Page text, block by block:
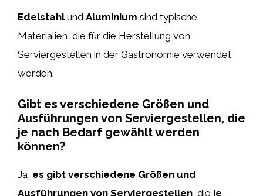
Edelstahlund Aluminium sind typische
Materialien, die für die Herstellung von
Serviergestellen in der Gastronomie verwendet
werden.
Gibt es verschiedene Größen und
Ausführungen von Serviergestellen, die
je nach Bedarf gewählt werden
können?
Ja, es gibt verschiedene Größen und
Ausführungen von Serviergestellen, die je